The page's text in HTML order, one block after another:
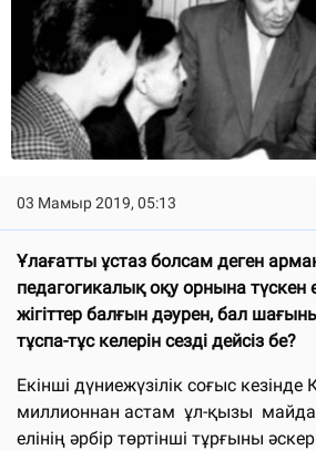
03 Мамыр 2019, 05:13
Ұлағатты ұстаз болсам деген
педагогикалық оқу орнына түскен
жігіттер балғын дәурен, бал
тұспа-тұс келерін сезді дейсіз бе?
Екінші дүниежүзілік соғыс
миллионнан астам ұл-қызы
елінің әрбір төртінші тұрғыны